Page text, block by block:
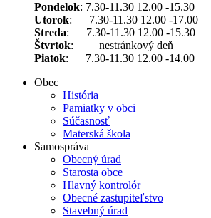
Pondelok: 7.30-11.30 12.00 -15.30
Utorok: 7.30-11.30 12.00 -17.00
Streda: 7.30-11.30 12.00 -15.30
Štvrtok: nestránkový deň
Piatok: 7.30-11.30 12.00 -14.00
Obec
História
Pamiatky v obci
Súčasnosť
Materská škola
Samospráva
Obecný úrad
Starosta obce
Hlavný kontrolór
Obecné zastupiteľstvo
Stavebný úrad